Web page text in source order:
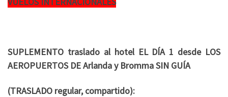
SUPLEMENTO traslado al hotel EL DÍA 1 desde LOS
AEROPUERTOS DE Arlanda y BrommaSIN GUÍA
(TRASLADO regular, compartido):